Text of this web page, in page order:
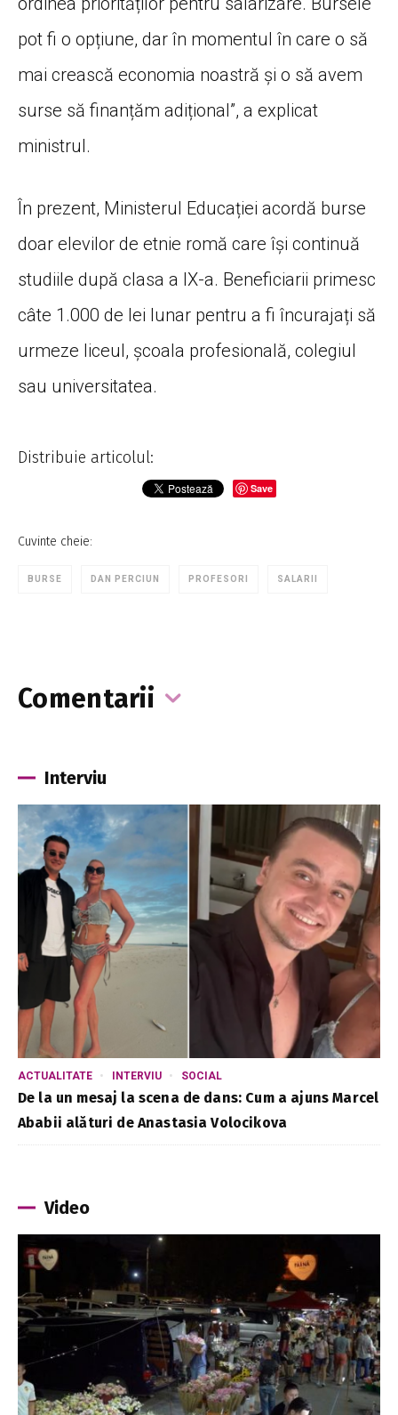
pot fi o opțiune, dar în momentul în care o să
mai crească economia noastră și o să avem
surse să finanțăm adițional”, a explicat
ministrul.
În prezent, Ministerul Educației acordă burse
doar elevilor de etnie romă care își continuă
studiile după clasa a IX-a. Beneficiarii primesc
câte 1.000 de lei lunar pentru a fi încurajați să
urmeze liceul, școala profesională, colegiul
sau universitatea.
Distribuie articolul:
Save
Cuvinte cheie:
BURSE DAN PERCIUN PROFESORI SALARII
Comentarii
Interviu
ACTUALITATE INTERVIU SOCIAL
De la un mesaj la scena de dans: Cum a ajuns Marcel
Ababii alături de Anastasia Volocikova
Video